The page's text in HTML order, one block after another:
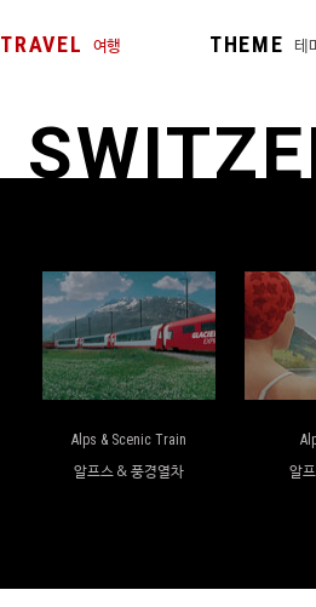
TRAVEL 여행 THEME 테
Alps & Scenic Train
알프스 & 풍경열차 알